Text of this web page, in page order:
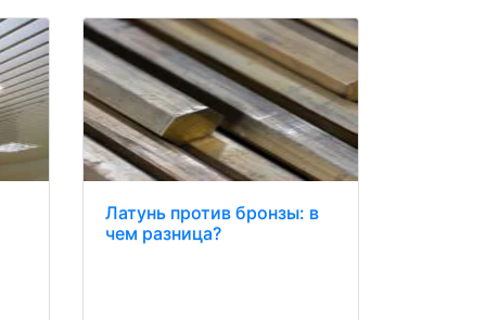
Латунь против бронзы: в
чем разница?